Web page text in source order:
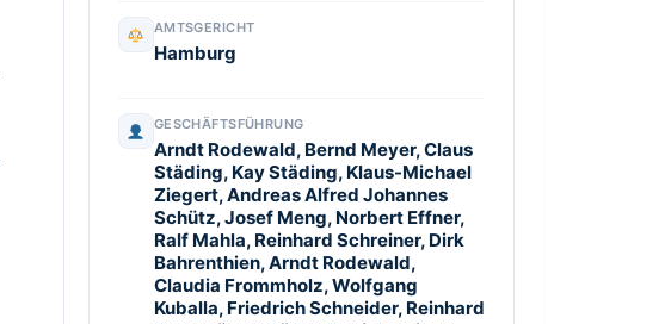
AMTSGERICHT
Hamburg
GESCHÄFTSFÜHRUNG
Arndt Rodewald, Bernd Meyer, Claus
Städing, Kay Städing, Klaus-Michael
Ziegert, Andreas Alfred Johannes
Schütz, Josef Meng, Norbert Effner,
Ralf Mahla, Reinhard Schreiner, Dirk
Bahrenthien, Arndt Rodewald,
Claudia Frommholz, Wolfgang
Kuballa, Friedrich Schneider, Reinhard